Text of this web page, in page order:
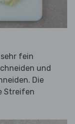
fein
und
Die
Streifen